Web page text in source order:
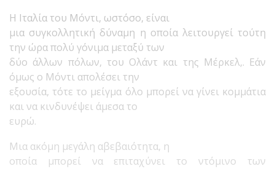
Η Ιταλία του Μόντι, ωστόσο, είναι
μια συγκολλητική δύναμη η οποία λειτουργεί τούτη
την ώρα πολύ γόνιμα μεταξύ των
δύο άλλων πόλων, του Ολάντ και της Μέρκελ,. Εάν
όμως ο Μόντι απολέσει την
εξουσία, τότε το μείγμα όλο μπορεί να γίνει κομμάτια
και να κινδυνέψει άμεσα το
ευρώ.
Μια ακόμη μεγάλη αβεβαιότητα, η
οποία μπορεί να επιταχύνει το ντόμινο των